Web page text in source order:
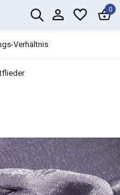
0
Verhältnis